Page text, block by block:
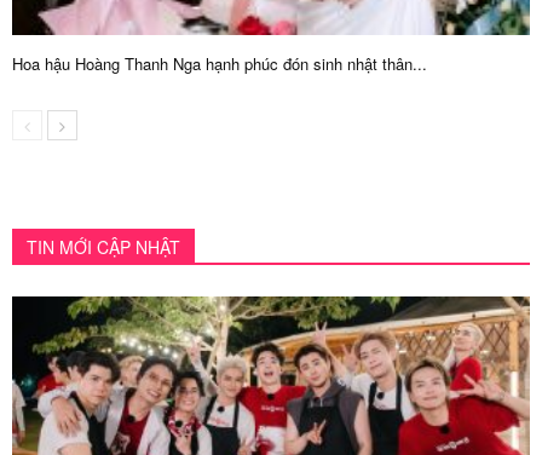
Hoa hậu Hoàng Thanh Nga hạnh phúc đón sinh nhật thân...
TIN MỚI CẬP NHẬT